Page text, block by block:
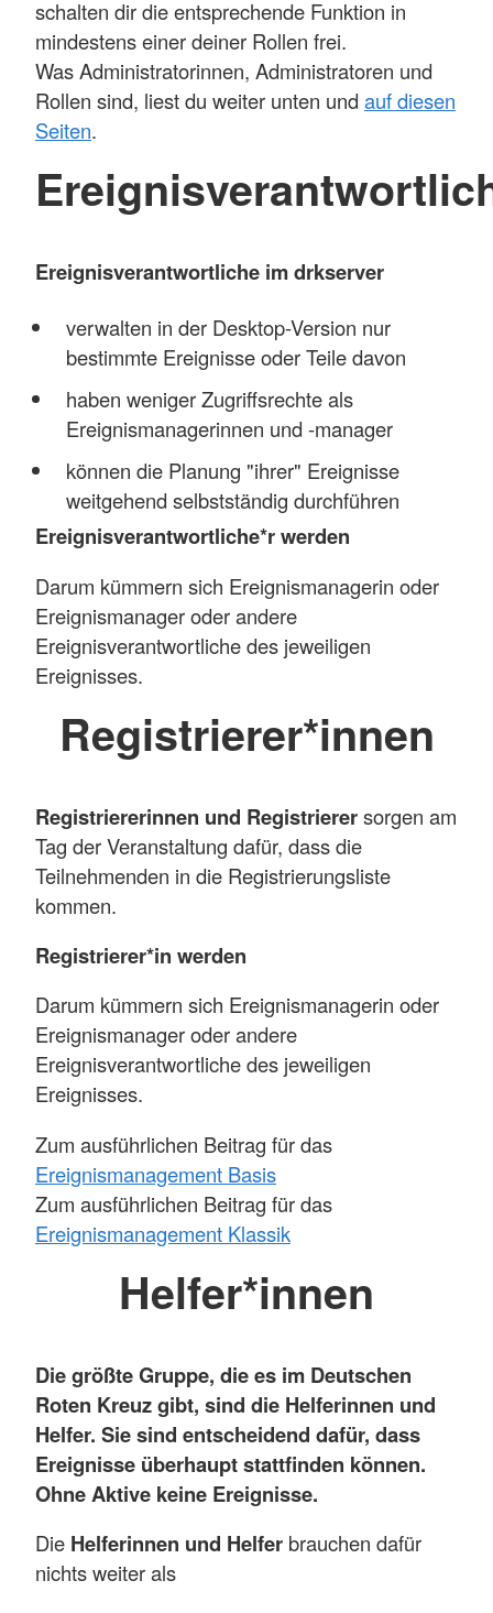
schalten dir die entsprechende Funktion in
mindestens einer deiner Rollen frei.
Was Administratorinnen, Administratoren und
Rollen sind, liest du weiter unten und auf diesen
Seiten.
Ereignisverantwortliche im drkserver
verwalten in der Desktop-Version nur
bestimmte Ereignisse oder Teile davon
haben weniger Zugriffsrechte als
Ereignismanagerinnen und -manager
können die Planung "ihrer" Ereignisse
weitgehend selbstständig durchführen
Ereignisverantwortliche*r werden
Darum kümmern sich Ereignismanagerin oder
Ereignismanager oder andere
Ereignisverantwortliche des jeweiligen
Ereignisses.
Registrierer*innen
Registriererinnen und Registrierersorgen am
Tag der Veranstaltung dafür, dass die
Teilnehmenden in die Registrierungsliste
kommen.
Registrierer*in werden
Darum kümmern sich Ereignismanagerin oder
Ereignismanager oder andere
Ereignisverantwortliche des jeweiligen
Ereignisses.
Zum ausführlichen Beitrag für das
Ereignismanagement Basis
Zum ausführlichen Beitrag für das
Ereignismanagement Klassik
Helfer*innen
Die größte Gruppe, die es im Deutschen
Roten Kreuz gibt, sind die Helferinnen und
Helfer. Sie sind entscheidend dafür, dass
Ereignisse überhaupt stattfinden können.
Ohne Aktive keine Ereignisse.
Die Helferinnen und Helfer brauchen dafür
nichts weiter als